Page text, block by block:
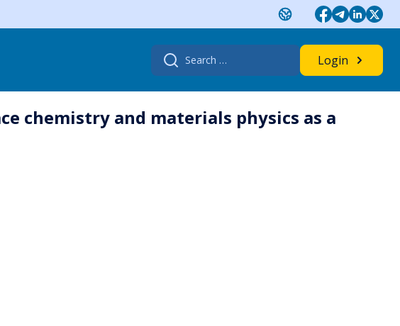
Search
for:
Login
chemistry and materials physics as a